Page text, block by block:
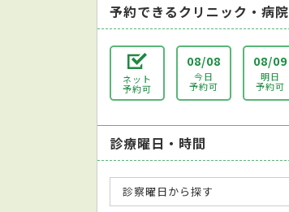
予約できるクリニック・病院
ネット
予約可
08/08
今日
予約可
08/09
明日
予約可
診療曜日・時間
診察曜日から探す